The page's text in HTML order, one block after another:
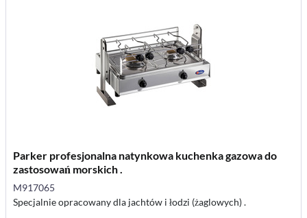
Parker profesjonalna natynkowa kuchenka gazowa do
zastosowań morskich .
M917065
Specjalnie opracowany dla jachtów i łodzi (żaglowych) .